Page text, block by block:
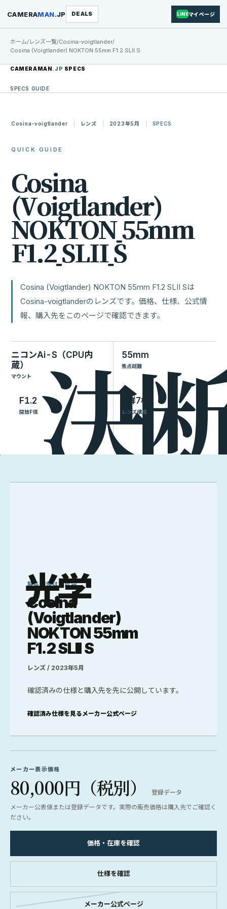
CAMERAMAN.JP DEALS LINEマイページ
ホーム/ レンズ一覧/Cosina-voigtlander/
Cosina (Voigtlander) NOKTON 55mm F1.2 SLII S
CAMERAMAN.JP SPECS
SPECS GUIDE
Cosina-voigtlander レンズ 2023年5月 SPECS
QUICK GUIDE
Cosina
(Voigtlander)
NOKTON55mm
F1.2SLIIS
Cosina (Voigtlander) NOKTON 55mm F1.2 SLII Sは
Cosina-voigtlanderのレンズです。価格、仕様、公式情
報、購入先をこのページで確認できます。
ニコンAi-S（CPU内
蔵）
マウント
55mm
焦点距離
F1.2
開放F値
6群7枚
レンズ構成
光学
製品画像は確認中
Cosina
(Voigtlander)
NOKTON 55mm
F1.2 SLII S
レンズ / 2023年5月
確認済みの仕様と購入先を先に公開しています。
確認済み仕様を見る メーカー公式ページ
メーカー表示価格
80,000円（税別）
登録データ
メーカー公表値または登録データです。実際の販売価格は購入先でご確認く
ださい。
価格・在庫を確認
仕様を確認
メーカー公式ページ